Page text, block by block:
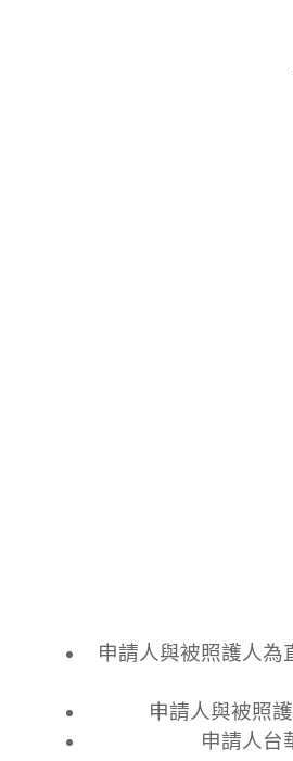
申請人與被照護人為
申請人與被照
申請人台